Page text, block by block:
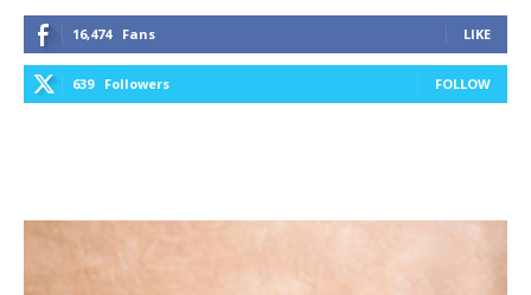
16,474 Fans LIKE
639 Followers FOLLOW